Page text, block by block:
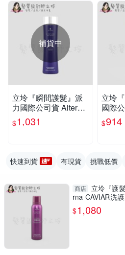
補貨中
立坽『瞬間護髮』派
力國際公司貨 Alterna
CAVIAR洗護系列 魚
子保濕護髮劑250ml H
$1,031
立坽
國際
0ml
$914
快速到貨 有現貨 挑戰低價
商店
立坽『護
rna CAVIAR洗
HH03 HM03
$1,080